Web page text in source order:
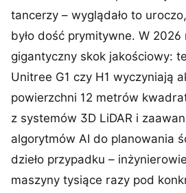
tancerzy – wyglądało to
było dość prymitywne. W 2026
gigantyczny skok jakościowy:
Unitree G1 czy H1 wyczyniają
powierzchni 12 metrów
z systemów 3D LiDAR i
algorytmów AI do planowania
dzieło przypadku –
maszyny tysiące razy pod